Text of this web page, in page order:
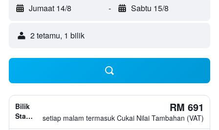
Jumaat 14/8 - Sabtu 15/8
2 tetamu, 1 bilik
Bilik
Standard,
RM 691
setiap malam termasuk Cukai Nilai Tambahan (VAT)